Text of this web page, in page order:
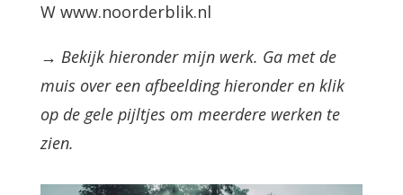
W www.noorderblik.nl
→ Bekijk hieronder mijn werk. Ga met de
muis over een afbeelding hieronder en klik
op de gele pijltjes om meerdere werken te
zien.